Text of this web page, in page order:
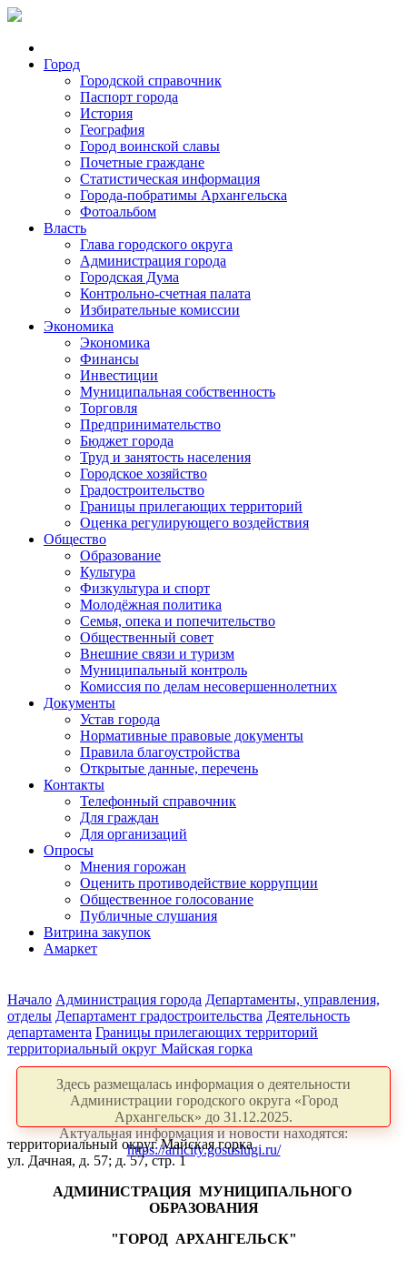
Город
Городской справочник
Паспорт города
История
География
Город воинской славы
Почетные граждане
Статистическая информация
Города-побратимы Архангельска
Фотоальбом
Власть
Глава городского округа
Администрация города
Городская Дума
Контрольно-счетная палата
Избирательные комиссии
Экономика
Экономика
Финансы
Инвестиции
Муниципальная собственность
Торговля
Предпринимательство
Бюджет города
Труд и занятость населения
Городское хозяйство
Градостроительство
Границы прилегающих территорий
Оценка регулирующего воздействия
Общество
Образование
Культура
Физкультура и спорт
Молодёжная политика
Семья, опека и попечительство
Общественный совет
Внешние связи и туризм
Муниципальный контроль
Комиссия по делам несовершеннолетних
Документы
Устав города
Нормативные правовые документы
Правила благоустройства
Открытые данные, перечень
Контакты
Телефонный справочник
Для граждан
Для организаций
Опросы
Мнения горожан
Оценить противодействие коррупции
Общественное голосование
Публичные слушания
Витрина закупок
Амаркет
Начало Администрация города Департаменты, управления,
отделы Департамент градостроительства Деятельность
департамента Границы прилегающих территорий
территориальный округ Майская горка
Здесь размещалась информация о деятельности
Администрации городского округа «Город
Архангельск» до 31.12.2025.
Актуальная информация и новости находятся:
https://arhcity.gosuslugi.ru/
территориальный округ Майская горка
ул. Дачная, д. 57; д. 57, стр. 1
АДМИНИСТРАЦИЯ МУНИЦИПАЛЬНОГО
ОБРАЗОВАНИЯ
"ГОРОД АРХАНГЕЛЬСК"